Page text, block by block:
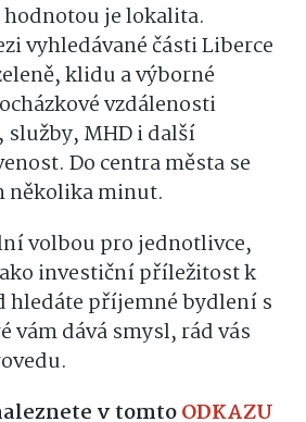
je lokalita.
vyhledávané části Liberce
klidu a výborné
vzdálenosti
služby, MHD i další
Do centra města se
několika minut.
volbou pro jednotlivce,
investiční příležitost k
hledáte příjemné bydlení s
vám dává smysl, rád vás
v tomtoODKAZU